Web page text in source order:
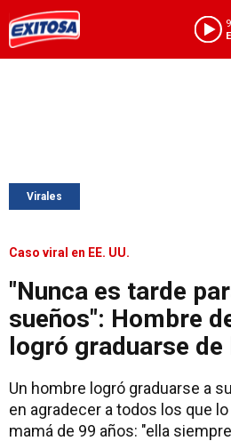
Virales
Caso viral en EE. UU.
"Nunca es tarde
sueños": Hombre
logró graduarse
Un hombre logró graduarse a
en agradecer a todos los que
mamá de 99 años: "ella